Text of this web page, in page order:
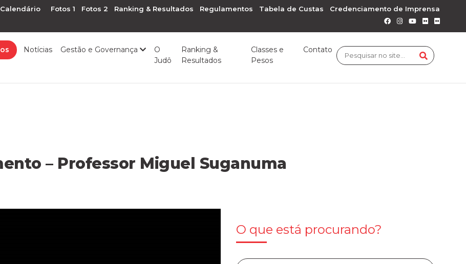
Calendário Fotos 1 Fotos 2 Ranking & Resultados Regulamentos Tabela de Custas Credenciamento de Imprensa
Notícias Gestão e Governança
O
Judô
Ranking &
Resultados
Classes e
Pesos
Contato
– Professor Miguel Suganuma
O que está procurando?